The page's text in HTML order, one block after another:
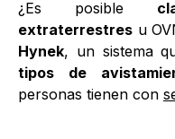
¿Es posible
extraterrestres u
Hynek, un sistema
tipos de
personas tienen con